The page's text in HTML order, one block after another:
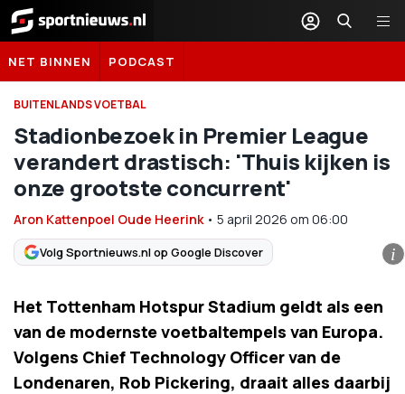
Sportnieuws.nl
NET BINNEN PODCAST
BUITENLANDS VOETBAL
Stadionbezoek in Premier League
verandert drastisch: 'Thuis kijken is
onze grootste concurrent'
Aron Kattenpoel Oude Heerink• 5 april 2026 om 06:00
Volg Sportnieuws.nl op Google Discover i
Het Tottenham Hotspur Stadium geldt als een
van de modernste voetbaltempels van Europa.
Volgens Chief Technology Officer van de
Londenaren, Rob Pickering, draait alles daarbij